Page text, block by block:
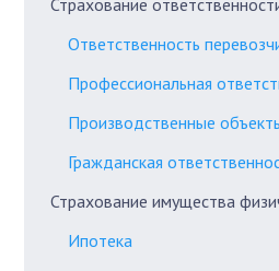
Страхование
Ответственность
Профессиональная
Производственные
Гражданская
Страхование имущества
Ипотека